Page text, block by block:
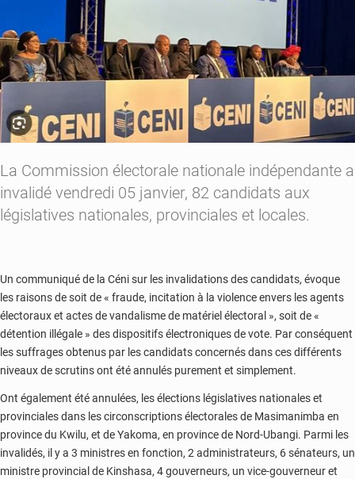
La Commission électorale nationale indépendante a
invalidé vendredi 05 janvier, 82 candidats aux
législatives nationales, provinciales et locales.
Un communiqué de la Céni sur les invalidations des candidats, évoque
les raisons de soit de « fraude, incitation à la violence envers les agents
électoraux et actes de vandalisme de matériel électoral », soit de «
détention illégale » des dispositifs électroniques de vote. Par conséquent
les suffrages obtenus par les candidats concernés dans ces différents
niveaux de scrutins ont été annulés purement et simplement.
Ont également été annulées, les élections législatives nationales et
provinciales dans les circonscriptions électorales de Masimanimba en
province du Kwilu, et de Yakoma, en province de Nord-Ubangi. Parmi les
invalidés, il y a 3 ministres en fonction, 2 administrateurs, 6 sénateurs, un
ministre provincial de Kinshasa, 4 gouverneurs, un vice-gouverneur et